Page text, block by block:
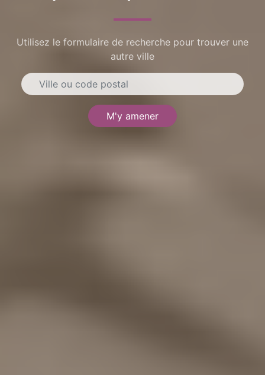
Utilisez le formulaire de recherche pour trouver une
autre ville
M'y amener